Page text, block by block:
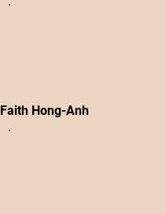
Faith Hong-Anh